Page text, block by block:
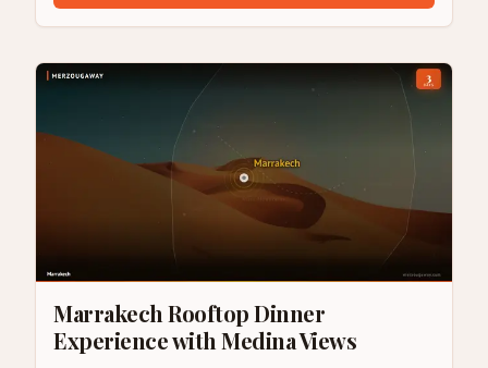
Marrakech Rooftop Dinner
Experience with Medina Views